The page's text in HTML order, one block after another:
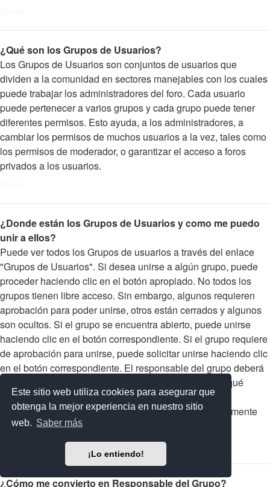
Este sitio web utiliza cookies para asegurar que
obtenga la mejor experiencia en nuestro sitio
web. Saber más
¡Lo entiendo!
¿Qué son los Grupos de Usuarios?
Los Grupos de Usuarios son conjuntos de usuarios que
dividen a la comunidad en sectores manejables con los cuales
puede trabajar los administradores del foro. Cada usuario
puede pertenecer a varios grupos y cada grupo puede tener
diferentes permisos. Esto ayuda, a los administradores, a
cambiar los permisos de muchos usuarios a la vez, tales como
los permisos de moderador, o garantizar el acceso a foros
privados a los usuarios.
¿Donde están los Grupos de Usuarios y como me puedo
unir a ellos?
Puede ver todos los Grupos de usuarios a través del enlace
"Grupos de Usuarios". Si desea unirse a algún grupo, puede
proceder haciendo clic en el botón apropiado. No todos los
grupos tienen libre acceso. Sin embargo, algunos requieren
aprobación para poder unirse, otros están cerrados y algunos
son ocultos. Si el grupo se encuentra abierto, puede unirse
haciendo clic en el botón correspondiente. Si el grupo requiere
de aprobación para unirse, puede solicitar unirse haciendo clic
en el botón correspondiente. El responsable del grupo deberá
aprobar su solicitud y seguramente le preguntará por qué
desea hacerlo. Por favor no moleste continuamente al
Responsable de Grupo si rechaza su solicitud; seguramente
tenga sus razones.
¿Cómo me convierto en Responsable del Grupo?